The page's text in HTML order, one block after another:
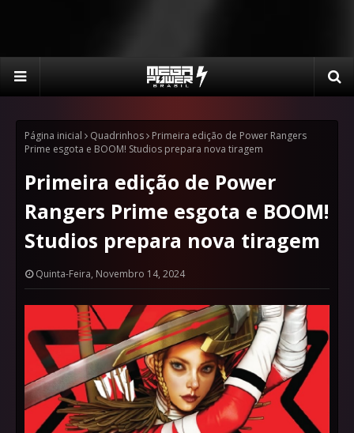
Página inicial Quadrinhos
Primeira edição de Power Rangers
Prime esgota e BOOM! Studios prepara nova tiragem
Primeira edição de Power
Rangers Prime esgota e BOOM!
Studios prepara nova tiragem
Quinta-Feira, Novembro 14, 2024